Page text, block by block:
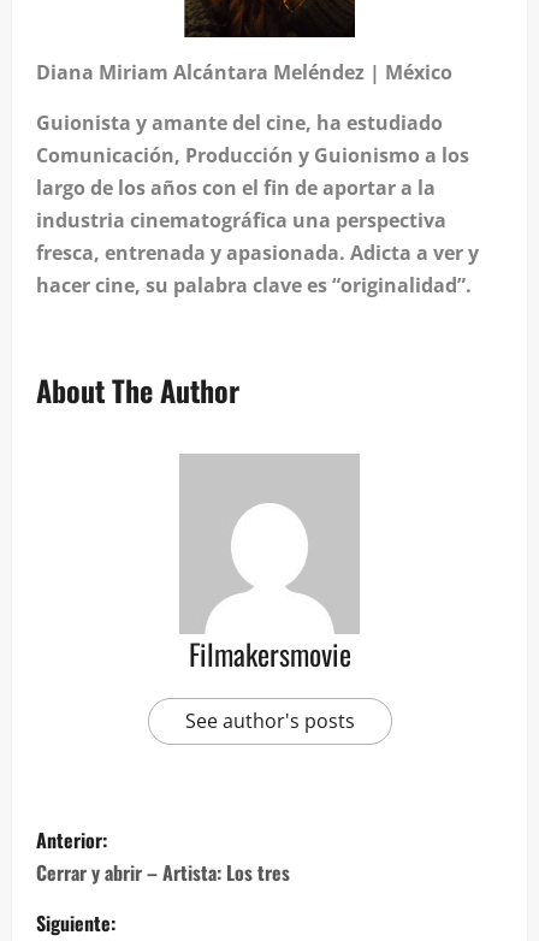
Diana Miriam Alcántara Meléndez | México
Guionista y amante del cine, ha estudiado
Comunicación, Producción y Guionismo a los
largo de los años con el fin de aportar a la
industria cinematográfica una perspectiva
fresca, entrenada y apasionada. Adicta a ver y
hacer cine, su palabra clave es “originalidad”.
About The Author
Filmakersmovie
See author's posts
Anterior:
Cerrar y abrir – Artista: Los tres
Siguiente: